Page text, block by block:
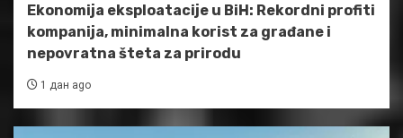
Ekonomija eksploatacije u BiH: Rekordni profiti
kompanija, minimalna korist za građane i
nepovratna šteta za prirodu
1 дан ago